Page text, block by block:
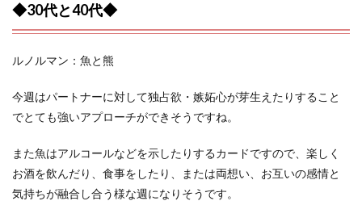
◆30代と40代◆
ルノルマン：魚と熊
今週はパートナーに対して独占欲・嫉妬心が芽生えたりすること
でとても強いアプローチができそうですね。
また魚はアルコールなどを示したりするカードですので、楽しく
お酒を飲んだり、食事をしたり、または両想い、お互いの感情と
気持ちが融合し合う様な週になりそうです。